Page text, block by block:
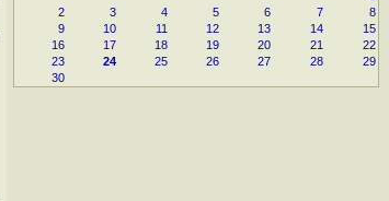
2
3 4 5 6 7
8
9
10 11 12 13 14
15
16
17 18 19 20 21
22
23
24 25 26 27 28
29
30